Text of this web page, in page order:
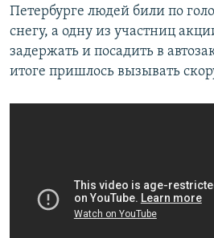
Петербурге людей били по
снегу, а одну из участниц
задержать и посадить в
итоге пришлось вызывать